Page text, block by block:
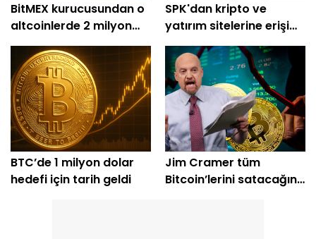
BitMEX kurucusundan o
altcoinlerde 2 milyon
dolarlık alım
SPK'dan kripto ve
yatırım sitelerine erişim
engeli
BTC’de 1 milyon dolar
hedefi için tarih geldi
Jim Cramer tüm
Bitcoin’lerini satacağını